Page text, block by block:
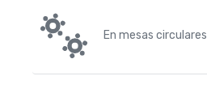
En mesas circulares